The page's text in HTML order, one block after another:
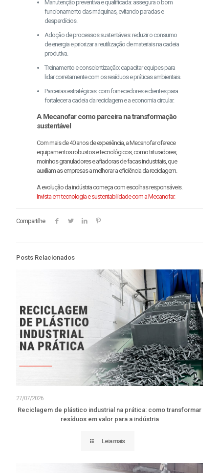
Manutenção preventiva e qualificada: assegura o bom
funcionamento das máquinas, evitando paradas e
desperdícios.
Adoção de processos sustentáveis: reduzir o consumo
de energia e priorizar a reutilização de materiais na cadeia
produtiva.
Treinamento e conscientização: capacitar equipes para
lidar corretamente com os resíduos e práticas ambientais.
Parcerias estratégicas: com fornecedores e clientes para
fortalecer a cadeia da reciclagem e a economia circular.
A Mecanofar como parceira na transformação
sustentável
Com mais de 40 anos de experiência, a Mecanofar oferece
equipamentos robustos e tecnológicos, como trituradores,
moinhos granuladores e afiadoras de facas industriais, que
auxiliam as empresas a melhorar a eficiência da reciclagem.
A evolução da indústria começa com escolhas responsáveis.
Invista em tecnologia e sustentabilidade com a Mecanofar.
Compartilhe
Posts Relacionados
27/07/2026
Reciclagem de plástico industrial na prática: como transformar
resíduos em valor para a indústria
Leia mais